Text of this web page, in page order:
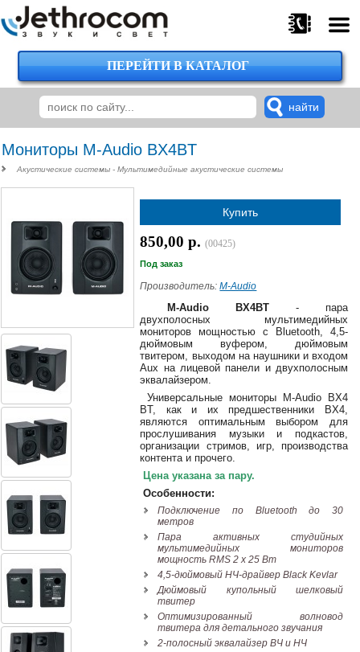
375
224-
00-
375
29
620-
38-
8
jsoundby
ПЕРЕЙТИ В КАТАЛОГ
Мониторы M-Audio BX4BT
Акустические системы - Мультимедийные акустические системы
Купить
850,00 р.(00425)
Под заказ
Производитель:M-Audio
M-Audio BX4BT- пара
двухполосных мультимедийных
мониторов мощностью с Bluetooth, 4,5-
дюймовым вуфером, дюймовым
твитером, выходом на наушники и входом
Aux на лицевой панели и двухполосным
эквалайзером.
Универсальные мониторы M-Audio BX4
BT, как и их предшественники BX4,
являются оптимальным выбором для
прослушивания музыки и подкастов,
организации стримов, игр, производства
контента и прочего.
Цена указана за пару.
Особенности:
Подключение по Bluetooth до 30
метров
Пара активных студийных
мультимедийных мониторов
мощность RMS 2 x 25 Вт
4,5-дюймовый НЧ-драйвер Black Kevlar
Дюймовый купольный шелковый
твитер
Оптимизированный волновод
твитера для детального звучания
2-полосный эквалайзер ВЧ и НЧ